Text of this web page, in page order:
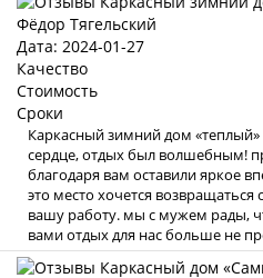
Фёдор Тягельский
Дата: 2024-01-27
Качество
Стоимость
Сроки
Каркасный зимний дом «теплый»
сердце, отдых был волшебным!
благодаря вам оставили яркое
это место хочется возвращаться
вашу работу. мы с мужем рады,
вами отдых для нас больше не